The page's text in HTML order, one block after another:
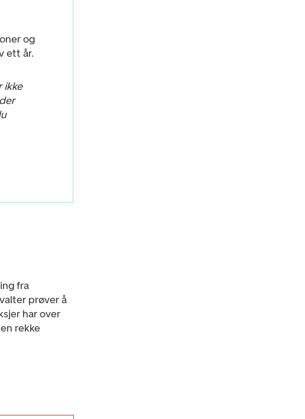
og
ett år.
ikke
fra
prøver å
har over
rekke